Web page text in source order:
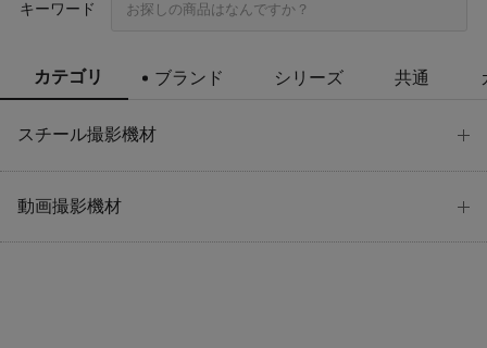
キーワード
カテゴリ ブランド シリーズ 共通
スチール撮影機材
動画撮影機材